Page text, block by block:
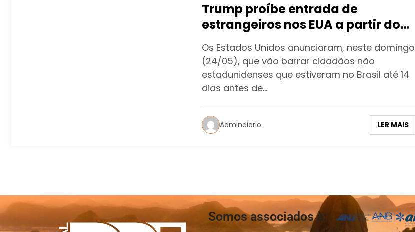
Trump proíbe entrada de
estrangeiros nos EUA a partir do
Brasil
Os Estados Unidos anunciaram, neste domingo
(24/05), que vão barrar cidadãos não
estadunidenses que estiveram no Brasil até 14
dias antes de…
Admindiario LER MAIS
Somos associados à: